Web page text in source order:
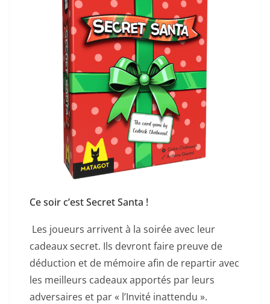
Ce soir c’est Secret Santa !
Les joueurs arrivent à la soirée avec leur
cadeaux secret. Ils devront faire preuve de
déduction et de mémoire afin de repartir avec
les meilleurs cadeaux apportés par leurs
adversaires et par « l’Invité inattendu ».